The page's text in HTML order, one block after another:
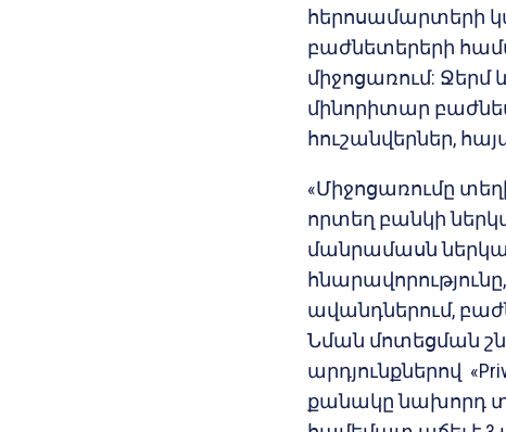
հերոսամարտերի
բաժնետերերի
միջոցառում: Ջերմ
մինորիտար
հուշանվերներ,
«Միջոցառումը
որտեղ բանկի
մանրամասն
ավանդներում,
Նման մոտեցման
արդյունքներով
քանակը նախորդ